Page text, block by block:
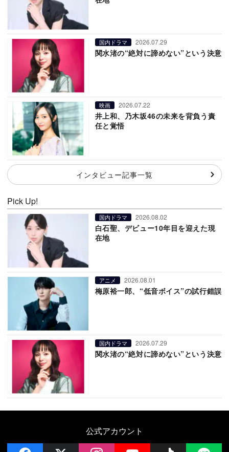
国内ドラマ 2026.07.29
関水渚の“絶対に諦めない”という決意
映画 2026.07.22
井上和、乃木坂46の未来を背負う責
任と覚悟
インタビュー記事一覧
Pick Up!
国内ドラマ 2026.08.02
白石聖、デビュー10年目を迎えた現
在地
アニメ 2026.08.01
梅原裕一郎、“低音ボイス”の試行錯誤
国内ドラマ 2026.07.29
関水渚の“絶対に諦めない”という決意
公式アカウント